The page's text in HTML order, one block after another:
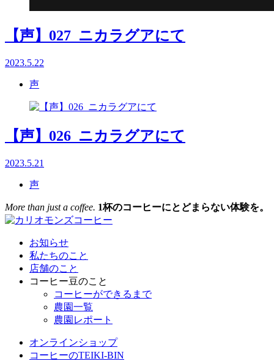
【声】027_ニカラグアにて
2023.5.22
声
【声】026_ニカラグアにて
2023.5.21
声
More than just a coffee. 1杯のコーヒーにとどまらない体験を。
お知らせ
私たちのこと
店舗のこと
コーヒー豆のこと
コーヒーができるまで
農園一覧
農園レポート
オンラインショップ
コーヒーのTEIKI-BIN